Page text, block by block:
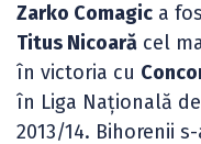
Zarko Comagic a
Titus Nicoară cel
în victoria cu
în Liga Națională
2013/14. Bihorenii